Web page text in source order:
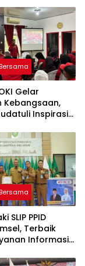
Gelar
Kebangsaan,
Inspirasi
SLIP PPID
Terbaik
Informasi